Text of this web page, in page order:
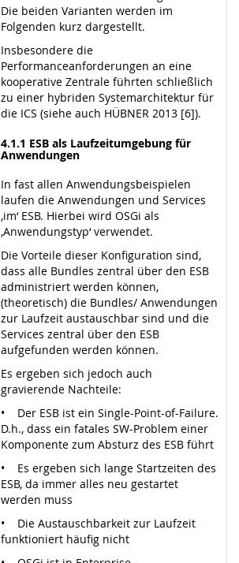
Die beiden Varianten werden im
Folgenden kurz dargestellt.
Insbesondere die
Performanceanforderungen an eine
kooperative Zentrale führten schließlich
zu einer hybriden Systemarchitektur für
die ICS (siehe auch HÜBNER 2013 [6]).
4.1.1 ESB als Laufzeitumgebung für
Anwendungen
In fast allen Anwendungsbeispielen
laufen die Anwendungen und Services
‚im‘ ESB. Hierbei wird OSGi als
‚Anwendungstyp‘ verwendet.
Die Vorteile dieser Konfiguration sind,
dass alle Bundles zentral über den ESB
administriert werden können,
(theoretisch) die Bundles/ Anwendungen
zur Laufzeit austauschbar sind und die
Services zentral über den ESB
aufgefunden werden können.
Es ergeben sich jedoch auch
gravierende Nachteile:
• Der ESB ist ein Single-Point-of-Failure.
D.h., dass ein fatales SW-Problem einer
Komponente zum Absturz des ESB führt
• Es ergeben sich lange Startzeiten des
ESB, da immer alles neu gestartet
werden muss
• Die Austauschbarkeit zur Laufzeit
funktioniert häufig nicht